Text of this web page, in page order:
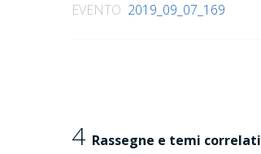
EVENTO 2019_09_07_169
4 Rassegne e temi correlati